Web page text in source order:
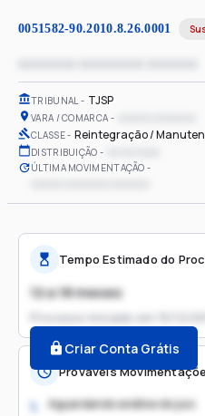
0051582-90.2010.8.26.0001
TRIBUNAL TJSP
VARA / COMARCA
CLASSE Reintegração /
DISTRIBUIÇÃO
ÚLTIMA MOVIMENTAÇÃO
Tempo Estimado do
12 a 18 meses
Processo iniciado em 15/12/
Criar Conta Grátis
Prováveis
1. Aguardando análise do juiz